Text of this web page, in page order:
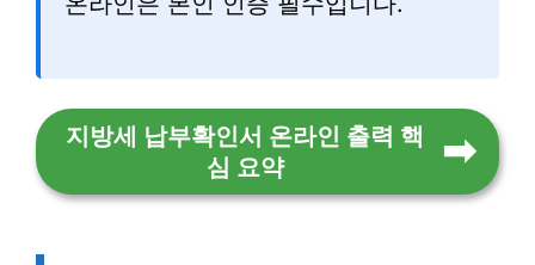
지방세 납부확인서 온라인 출력 핵
심 요약